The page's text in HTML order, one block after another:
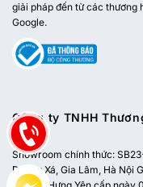
giải pháp đến từ các thương
Google.
Công ty TNHH
Nam
Showroom chính thức:
Dương Xá, Gia Lâm, Hà Nội